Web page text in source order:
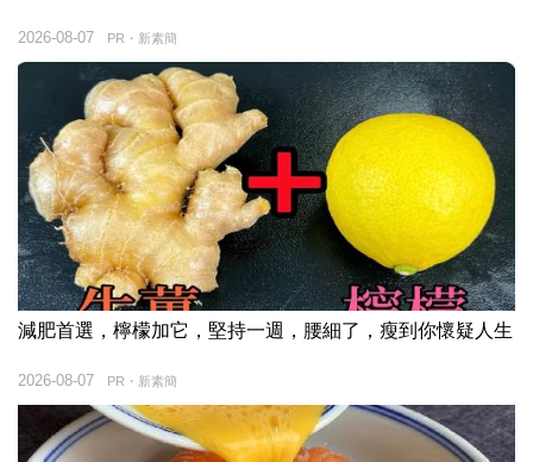
PR・新素簡
2026-08-07
減肥首選，檸檬加它，堅持一週，腰細了，瘦到你懷疑人生
PR・新素簡
2026-08-07